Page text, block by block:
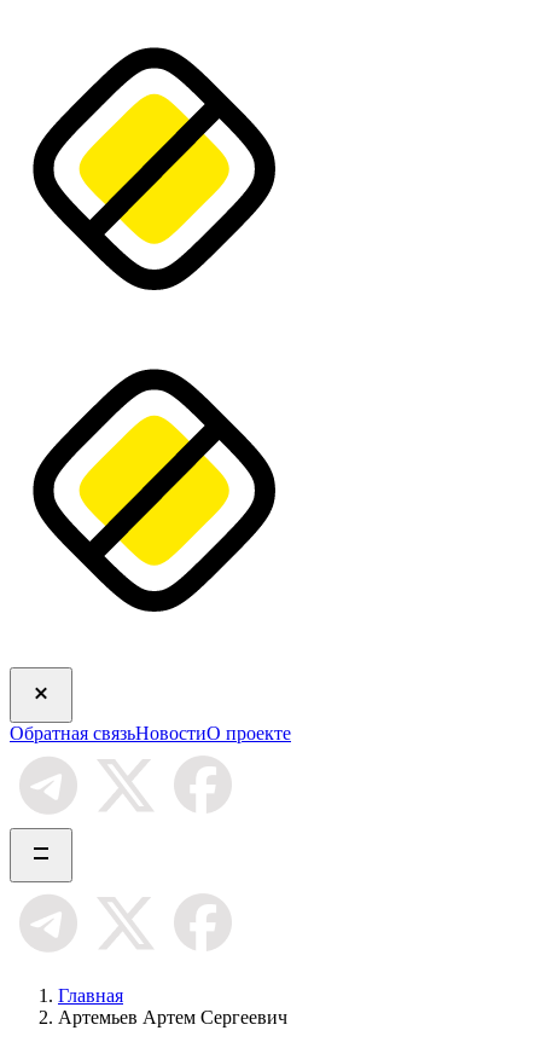
Обратная связьНовостиО проекте
Главная
Артемьев Артем Сергеевич